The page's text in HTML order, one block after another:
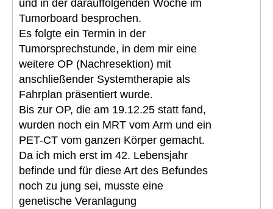
und in der darauffolgenden Woche im
Tumorboard besprochen.
Es folgte ein Termin in der
Tumorsprechstunde, in dem mir eine
weitere OP (Nachresektion) mit
anschließender Systemtherapie als
Fahrplan präsentiert wurde.
Bis zur OP, die am 19.12.25 statt fand,
wurden noch ein MRT vom Arm und ein
PET-CT vom ganzen Körper gemacht.
Da ich mich erst im 42. Lebensjahr
befinde und für diese Art des Befundes
noch zu jung sei, musste eine
genetische Veranlagung